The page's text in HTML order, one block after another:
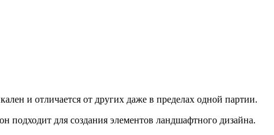
и отличается от других даже в пределах одной партии.
подходит для создания элементов ландшафтного дизайна.